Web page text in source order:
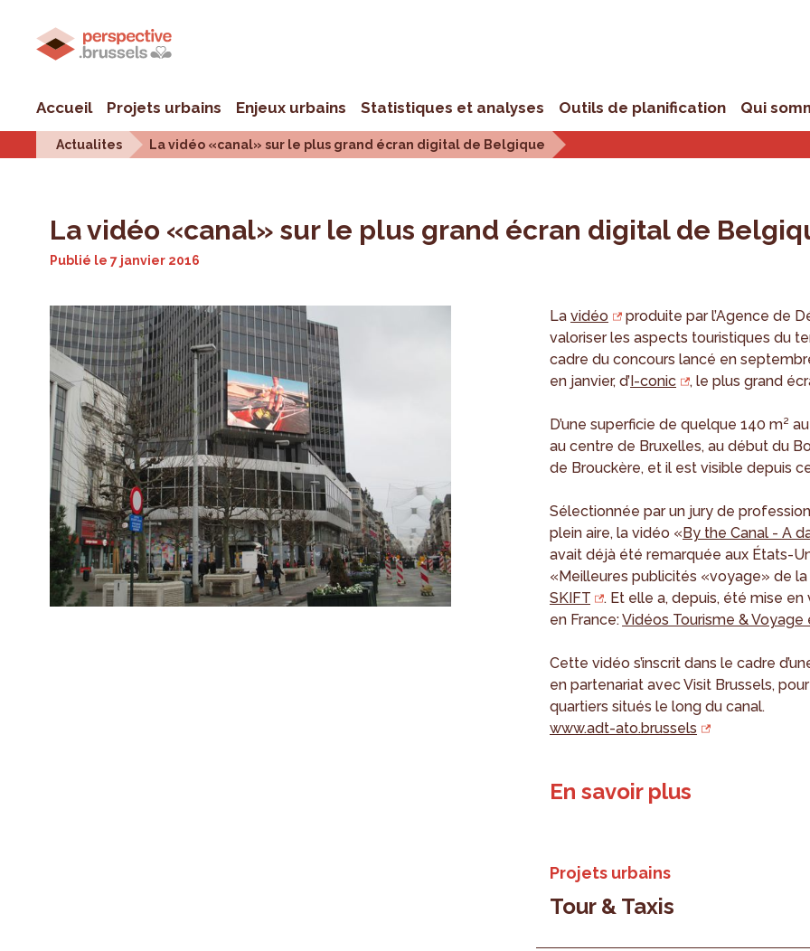
Accueil Projets urbains Enjeux urbains Statistiques et analyses Outils de planification Qui
Actualites La vidéo «canal» sur le plus grand écran digital de Belgique
La vidéo «canal» sur le plus grand écran digital de
Publié le7 janvier 2016
Lavidéo
produite par l’Agence de
valoriser les aspects touristiques du
cadre du concours lancé en
en janvier, d’I-conic , le plus grand
D’une superficie de quelque 140 m²
au centre de Bruxelles, au début du
de Brouckère, et il est visible depuis
Sélectionnée par un jury de
plein aire, la vidéo «By the Canal - A
avait déjà été remarquée aux États-
«Meilleures publicités «voyage» de
SKIFT
. Et elle a, depuis, été mise
en France:Vidéos Tourisme &
Cette vidéo s’inscrit dans le cadre
en partenariat avec Visit Brussels,
quartiers situés le long du canal.
www.adt-ato.brussels
En savoir plus
Projets urbains
Tour & Taxis